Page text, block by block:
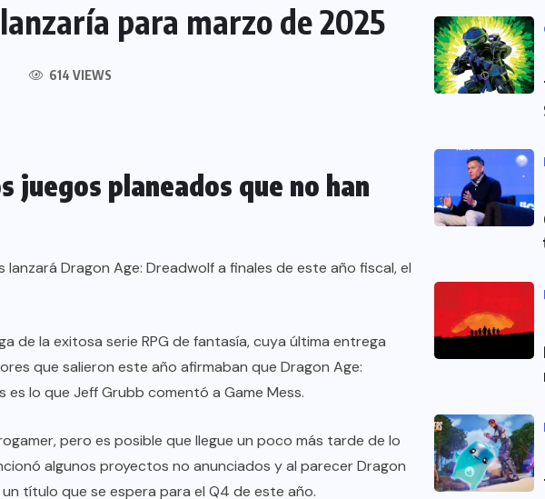
para marzo de 2025
614 VIEWS
juegos planeados que no han
lanzará Dragon Age: Dreadwolf a finales de este año fiscal, el
de la exitosa serie RPG de fantasía, cuya última entrega
que salieron este año afirmaban que Dragon Age:
lo que Jeff Grubb comentó a Game Mess.
pero es posible que llegue un poco más tarde de lo
algunos proyectos no anunciados y al parecer Dragon
título que se espera para el Q4 de este año.